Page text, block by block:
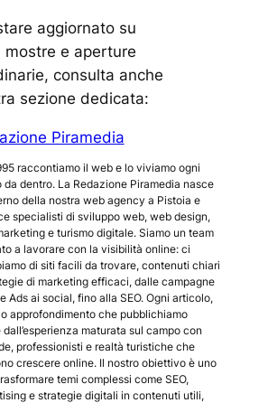
aggiornato su
mostre e aperture
consulta anche
sezione dedicata:
Piramedia
raccontiamo il web e lo viviamo ogni
da dentro. La Redazione Piramedia nasce
della nostra web agency a Pistoia e
specialisti di sviluppo web, web design,
e turismo digitale. Siamo un team
a lavorare con la visibilità online: ci
di siti facili da trovare, contenuti chiari
di marketing efficaci, dalle campagne
Ads ai social, fino alla SEO. Ogni articolo,
approfondimento che pubblichiamo
dall’esperienza maturata sul campo con
professionisti e realtà turistiche che
crescere online. Il nostro obiettivo è uno
temi complessi come SEO,
e strategie digitali in contenuti utili,